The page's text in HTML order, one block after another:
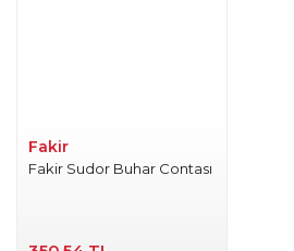
Fakir
Fakir Sudor Buhar Contası